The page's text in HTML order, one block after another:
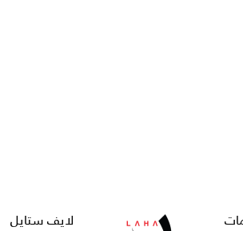
لايف ستايل